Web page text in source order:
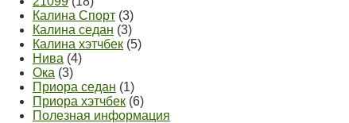
Калина Спорт (3)
Калина седан (3)
Калина хэтчбек (5)
Нива (4)
Ока (3)
Приора седан (1)
Приора хэтчбек (6)
Полезная информация